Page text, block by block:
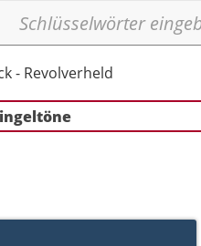
- Revolverheld